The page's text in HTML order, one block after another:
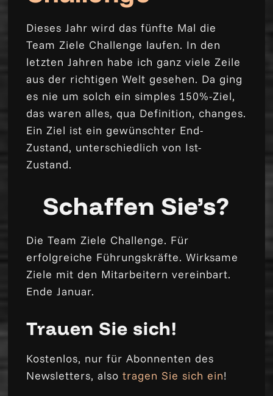
Dieses Jahr wird das fünfte Mal die
Team Ziele Challenge laufen. In den
letzten Jahren habe ich ganz viele Zeile
aus der richtigen Welt gesehen. Da ging
es nie um solch ein simples 150%-Ziel,
das waren alles, qua Definition, changes.
Ein Ziel ist ein gewünschter End-
Zustand, unterschiedlich von Ist-
Zustand.
Schaffen Sie’s?
Die Team Ziele Challenge. Für
erfolgreiche Führungskräfte. Wirksame
Ziele mit den Mitarbeitern vereinbart.
Ende Januar.
Trauen Sie sich!
Kostenlos, nur für Abonnenten des
Newsletters, alsotragen Sie sich ein!